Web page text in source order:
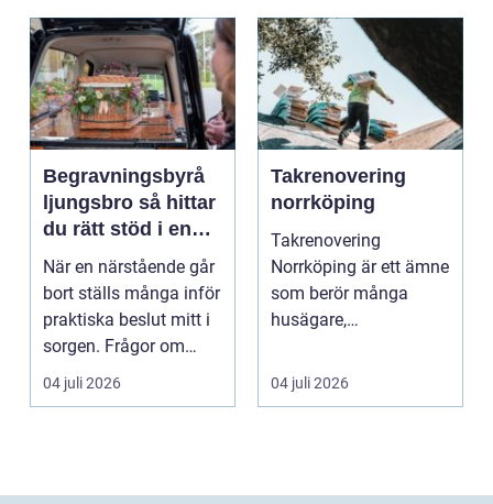
Begravningsbyrå
ljungsbro så hittar
du rätt stöd i en
svår tid
När en närstående går
bort ställs många inför
praktiska beslut mitt i
sorgen. Frågor om
ceremoni, ju...
04 juli 2026
Takrenovering
norrköping
Takrenovering
Norrköping är ett ämne
som berör många
husägare,
och fastighets...
04 juli 2026